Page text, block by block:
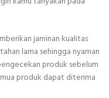
jaminan kualitas
lama sehingga nyaman
produk sebelum
produk dapat diterima